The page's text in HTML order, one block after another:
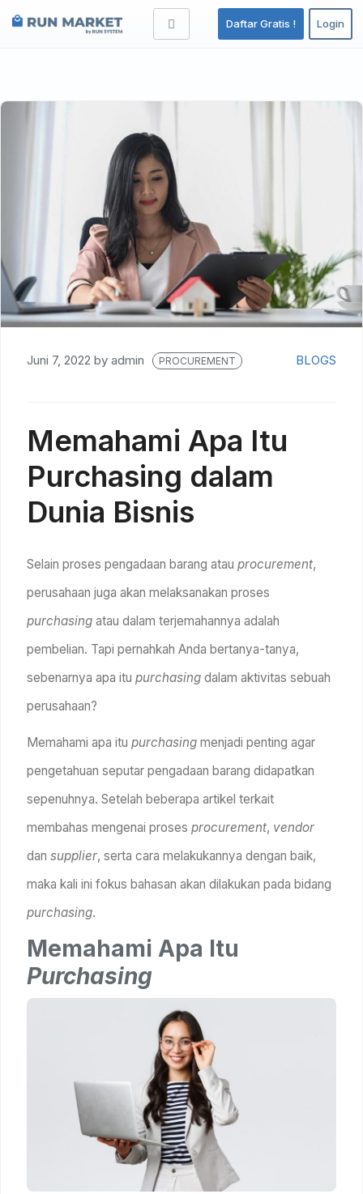
Daftar Gratis ! Login
Juni 7, 2022 by admin PROCUREMENT BLOGS
Memahami Apa Itu
Purchasing dalam
Dunia Bisnis
Selain proses pengadaan barang atau procurement,
perusahaan juga akan melaksanakan proses
purchasing atau dalam terjemahannya adalah
pembelian. Tapi pernahkah Anda bertanya-tanya,
sebenarnya apa itu purchasing dalam aktivitas sebuah
perusahaan?
Memahami apa itu purchasing menjadi penting agar
pengetahuan seputar pengadaan barang didapatkan
sepenuhnya. Setelah beberapa artikel terkait
membahas mengenai proses procurement, vendor
dan supplier, serta cara melakukannya dengan baik,
maka kali ini fokus bahasan akan dilakukan pada bidang
purchasing.
Memahami Apa Itu
Purchasing